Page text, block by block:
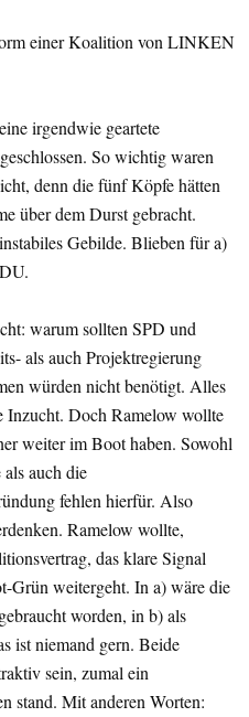
einer Koalition von LINKEN
irgendwie geartete
So wichtig waren
denn die fünf Köpfe hätten
über dem Durst gebracht.
Gebilde. Blieben für a)
warum sollten SPD und
als auch Projektregierung
würden nicht benötigt. Alles
Inzucht. Doch Ramelow wollte
weiter im Boot haben. Sowohl
auch die
fehlen hierfür. Also
Ramelow wollte,
das klare Signal
Grün weitergeht. In a) wäre die
worden, in b) als
ist niemand gern. Beide
sein, zumal ein
stand. Mit anderen Worten: